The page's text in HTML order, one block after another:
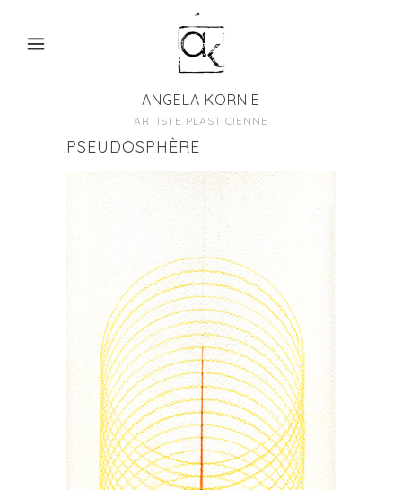
ANGELA KORNIE
ARTISTE PLASTICIENNE
PSEUDOSPHÈRE